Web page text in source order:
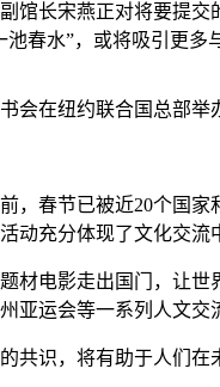
长宋燕正对将要提交
春水”，或将吸引更多
会在纽约联合国总部举
春节已被近20个国家
动充分体现了文化交流
电影走出国门，让世
亚运会等一系列人文
识，将有助于人们在